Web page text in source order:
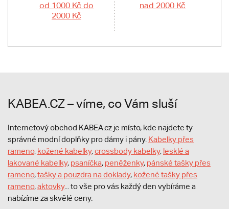
od 1000 Kč do
2000 Kč
nad 2000 Kč
KABEA.CZ – víme, co Vám sluší
Internetový obchod KABEA.cz je místo, kde najdete ty
správné modní doplňky pro dámy i pány. Kabelky přes
rameno, kožené kabelky,crossbody kabelky, lesklé a
lakované kabelky, psaníčka, peněženky, pánské tašky přes
rameno,tašky a pouzdra na doklady, kožené tašky přes
rameno,aktovky... to vše pro vás každý den vybíráme a
nabízíme za skvělé ceny.